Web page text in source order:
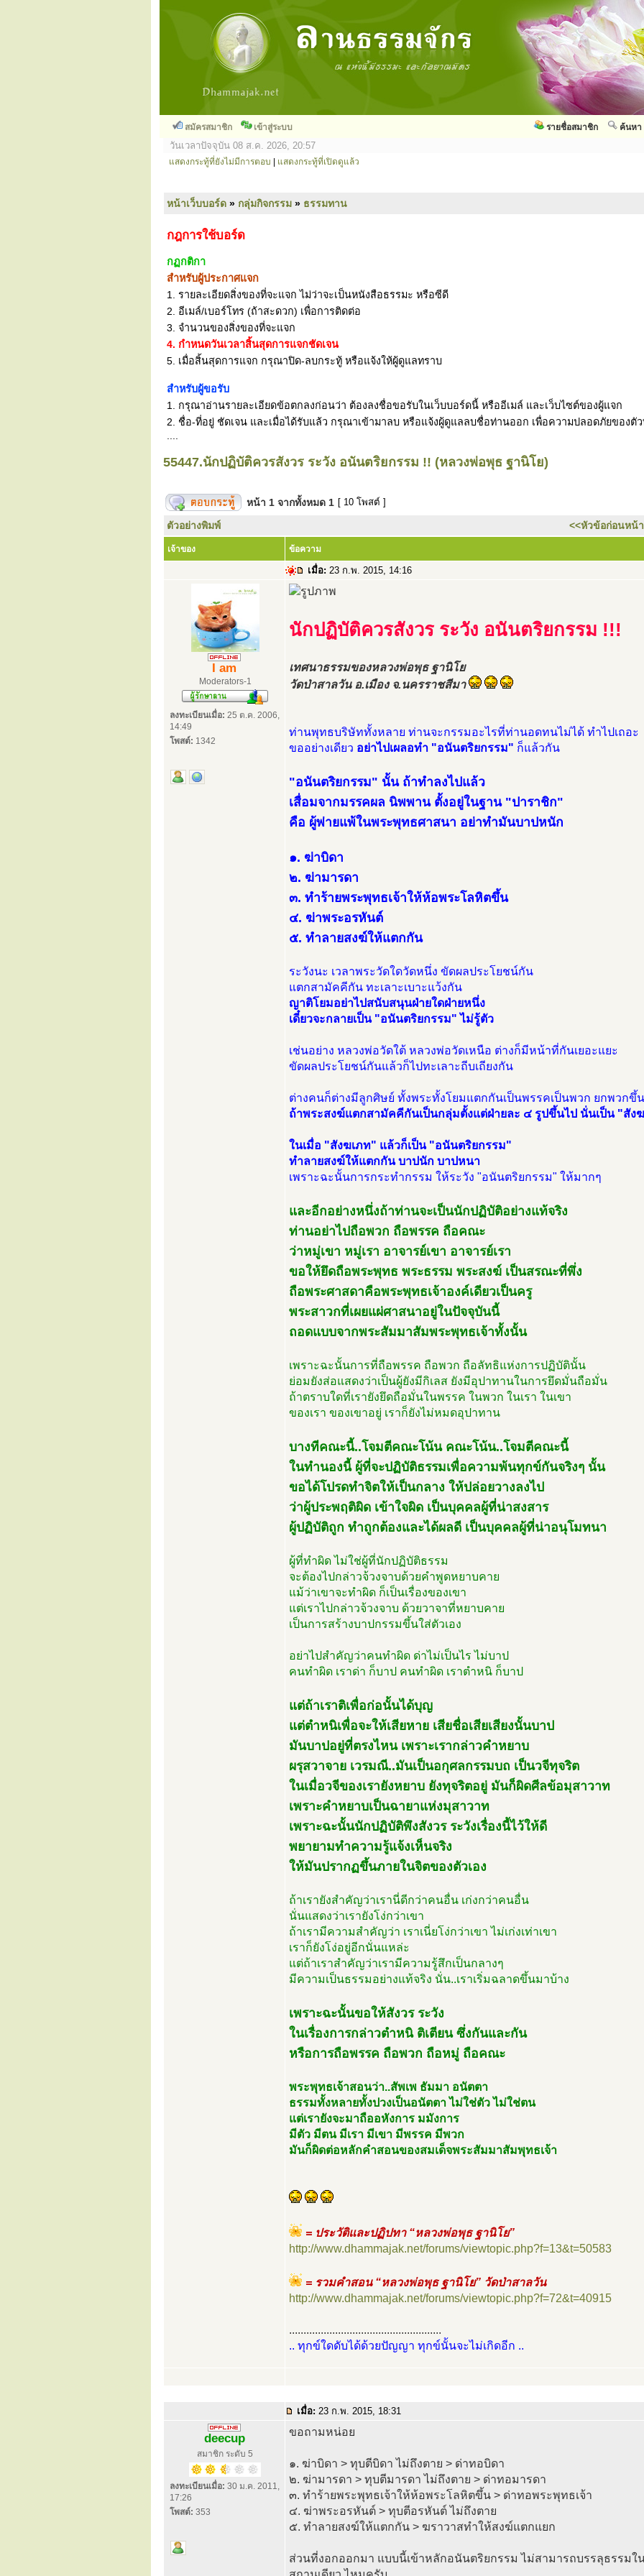
สมัครสมาชิก เข้าสู่ระบบ ค้นหา
รายชื่อสมาชิก
วันเวลาปัจจุบัน 08 ส.ค. 2026, 20:57
แสดงกระทู้ที่ยังไม่มีการตอบ แสดงกระทู้ที่เปิดดูแล้ว
หน้าเว็บบอร์ด » กลุ่มกิจกรรม » ธรรมทาน
กฎการใช้บอร์ด
กฏกติกา
สำหรับผู้ประกาศแจก
1. รายละเอียดสิ่งของที่จะแจก ไม่ว่าจะเป็นหนังสือธรรมะ หรือซีดี
2. อีเมล์/เบอร์โทร (ถ้าสะดวก) เพื่อการติดต่อ
3. จำนวนของสิ่งของที่จะแจก
4. กำหนดวันเวลาสิ้นสุดการแจกชัดเจน
5. เมื่อสิ้นสุดการแจก กรุณาปิด-ลบกระทู้ หรือแจ้งให้ผู้ดูแลทราบ
สำหรับผู้ขอรับ
1. กรุณาอ่านรายละเอียดข้อตกลงก่อนว่า ต้องลงชื่อขอรับในเว็บบอร์ดนี้ หรืออีเมล์ และเว็บไซต์ของผู้แจก
2. ชื่อ-ที่อยู่ ชัดเจน และเมื่อได้รับแล้ว กรุณาเข้ามาลบ หรือแจ้งผู้ดูแลลบชื่อท่านออก เพื่อความปลอดภัยของตัว
55447.นักปฏิบัติควรสังวร ระวัง อนันตริยกรรม !! (หลวงพ่อพุธ ฐานิโย)
หน้า 1 จากทั้งหมด 1 [ 10 โพสต์ ]
ตัวอย่างพิมพ์ <<หัวข้อก่อนหน้า
เจ้าของ ข้อความ
เมื่อ: 23 ก.พ. 2015, 14:16
I am
Moderators-1
ลงทะเบียนเมื่อ: 25 ต.ค. 2006,
14:49
โพสต์: 1342
นักปฏิบัติควรสังวร ระวัง อนันตริยกรรม !!!
เทศนาธรรมของหลวงพ่อพุธ ฐานิโย
วัดป่าสาลวัน อ.เมือง จ.นครราชสีมา
ท่านพุทธบริษัททั้งหลาย ท่านจะกรรมอะไรที่ท่านอดทนไม่ได้ ทำไปเถอะ
ขออย่างเดียว อย่าไปเผลอทำ "อนันตริยกรรม" ก็แล้วกัน
"อนันตริยกรรม" นั้น ถ้าทำลงไปแล้ว
เสื่อมจากมรรคผล นิพพาน ตั้งอยู่ในฐาน "ปาราชิก"
คือ ผู้พ่ายแพ้ในพระพุทธศาสนา อย่าทำมันบาปหนัก
๑. ฆ่าบิดา
๒. ฆ่ามารดา
๓. ทำร้ายพระพุทธเจ้าให้ห้อพระโลหิตขึ้น
๔. ฆ่าพระอรหันต์
๕. ทำลายสงฆ์ให้แตกกัน
ระวังนะ เวลาพระวัดใดวัดหนึ่ง ขัดผลประโยชน์กัน
แตกสามัคคีกัน ทะเลาะเบาะแว้งกัน
ญาติโยมอย่าไปสนับสนุนฝ่ายใดฝ่ายหนึ่ง
เดี๋ยวจะกลายเป็น "อนันตริยกรรม" ไม่รู้ตัว
เช่นอย่าง หลวงพ่อวัดใต้ หลวงพ่อวัดเหนือ ต่างก็มีหน้าที่กันเยอะแยะ
ขัดผลประโยชน์กันแล้วก็ไปทะเลาะถีบเถียงกัน
ต่างคนก็ต่างมีลูกศิษย์ ทั้งพระทั้งโยมแตกกันเป็นพรรคเป็นพวก ยกพวกขึ้
ถ้าพระสงฆ์แตกสามัคคีกันเป็นกลุ่มตั้งแต่ฝ่ายละ ๔ รูปขึ้นไป นั่นเป็น "สัง
ในเมื่อ "สังฆเภท" แล้วก็เป็น "อนันตริยกรรม"
ทำลายสงฆ์ให้แตกกัน บาปนัก บาปหนา
เพราะฉะนั้นการกระทำกรรม ให้ระวัง "อนันตริยกรรม" ให้มากๆ
และอีกอย่างหนึ่งถ้าท่านจะเป็นนักปฏิบัติอย่างแท้จริง
ท่านอย่าไปถือพวก ถือพรรค ถือคณะ
ว่าหมู่เขา หมู่เรา อาจารย์เขา อาจารย์เรา
ขอให้ยึดถือพระพุทธ พระธรรม พระสงฆ์ เป็นสรณะที่พึ่ง
ถือพระศาสดาคือพระพุทธเจ้าองค์เดียวเป็นครู
พระสาวกที่เผยแผ่ศาสนาอยู่ในปัจจุบันนี้
ถอดแบบจากพระสัมมาสัมพระพุทธเจ้าทั้งนั้น
เพราะฉะนั้นการที่ถือพรรค ถือพวก ถือลัทธิแห่งการปฏิบัตินั้น
ย่อมยังส่อแสดงว่าเป็นผู้ยังมีกิเลส ยังมีอุปาทานในการยึดมั่นถือมั่น
ถ้าตราบใดที่เรายังยึดถือมั่นในพรรค ในพวก ในเรา ในเขา
ของเรา ของเขาอยู่ เราก็ยังไม่หมดอุปาทาน
บางทีคณะนี้..โจมตีคณะโน้น คณะโน้น..โจมตีคณะนี้
ในทำนองนี้ ผู้ที่จะปฏิบัติธรรมเพื่อความพ้นทุกข์กันจริงๆ นั้น
ขอได้โปรดทำจิตให้เป็นกลาง ให้ปล่อยวางลงไป
ว่าผู้ประพฤติผิด เข้าใจผิด เป็นบุคคลผู้ที่น่าสงสาร
ผู้ปฏิบัติถูก ทำถูกต้องและได้ผลดี เป็นบุคคลผู้ที่น่าอนุโมทนา
ผู้ที่ทำผิด ไม่ใช่ผู้ที่นักปฏิบัติธรรม
จะต้องไปกล่าวจ้วงจาบด้วยคำพูดหยาบคาย
แม้ว่าเขาจะทำผิด ก็เป็นเรื่องของเขา
แต่เราไปกล่าวจ้วงจาบ ด้วยวาจาที่หยาบคาย
เป็นการสร้างบาปกรรมขึ้นใส่ตัวเอง
อย่าไปสำคัญว่าคนทำผิด ด่าไม่เป็นไร ไม่บาป
คนทำผิด เราด่า ก็บาป คนทำผิด เราตำหนิ ก็บาป
แต่ถ้าเราติเพื่อก่อนั้นได้บุญ
แต่ตำหนิเพื่อจะให้เสียหาย เสียชื่อเสียเสียงนั้นบาป
มันบาปอยู่ที่ตรงไหน เพราะเรากล่าวคำหยาบ
ผรุสวาจาย เวรมณี..มันเป็นอกุศลกรรมบถ เป็นวจีทุจริต
ในเมื่อวจีของเรายังหยาบ ยังทุจริตอยู่ มันก็ผิดศีลข้อมุสาวาท
เพราะคำหยาบเป็นฉายาแห่งมุสาวาท
เพราะฉะนั้นนักปฏิบัติพึงสังวร ระวังเรื่องนี้ไว้ให้ดี
พยายามทำความรู้แจ้งเห็นจริง
ให้มันปรากฏขึ้นภายในจิตของตัวเอง
ถ้าเรายังสำคัญว่าเรานี่ดีกว่าคนอื่น เก่งกว่าคนอื่น
นั่นแสดงว่าเรายังโง่กว่าเขา
ถ้าเรามีความสำคัญว่า เราเนี่ยโง่กว่าเขา ไม่เก่งเท่าเขา
เราก็ยังโง่อยู่อีกนั่นแหล่ะ
แต่ถ้าเราสำคัญว่าเรามีความรู้สึกเป็นกลางๆ
มีความเป็นธรรมอย่างแท้จริง นั่น..เราเริ่มฉลาดขึ้นมาบ้าง
เพราะฉะนั้นขอให้สังวร ระวัง
ในเรื่องการกล่าวตำหนิ ติเตียน ซึ่งกันและกัน
หรือการถือพรรค ถือพวก ถือหมู่ ถือคณะ
พระพุทธเจ้าสอนว่า..สัพเพ ธัมมา อนัตตา
ธรรมทั้งหลายทั้งปวงเป็นอนัตตา ไม่ใช่ตัว ไม่ใช่ตน
แต่เรายังจะมาถืออหังการ มมังการ
มีตัว มีตน มีเรา มีเขา มีพรรค มีพวก
มันก็ผิดต่อหลักคำสอนของสมเด็จพระสัมมาสัมพุทธเจ้า
= ประวัติและปฏิปทา “หลวงพ่อพุธ ฐานิโย”
http://www.dhammajak.net/forums/viewtopic.php?f=13&t=50583
= รวมคำสอน “หลวงพ่อพุธ ฐานิโย” วัดป่าสาลวัน
http://www.dhammajak.net/forums/viewtopic.php?f=72&t=40915
.....................................................
.. ทุกข์ใดดับได้ด้วยปัญญา ทุกข์นั้นจะไม่เกิดอีก ..
เมื่อ: 23 ก.พ. 2015, 18:31
deecup
สมาชิก ระดับ 5
ลงทะเบียนเมื่อ: 30 ม.ค. 2011,
17:26
โพสต์: 353
ขอถามหน่อย
๑. ฆ่าบิดา > ทุบตีบิดา ไม่ถึงตาย > ด่าทอบิดา
๒. ฆ่ามารดา > ทุบตีมารดา ไม่ถึงตาย > ด่าทอมารดา
๓. ทำร้ายพระพุทธเจ้าให้ห้อพระโลหิตขึ้น > ด่าทอพระพุทธเจ้า
๔. ฆ่าพระอรหันต์ > ทุบตีอรหันต์ ไม่ถึงตาย
๕. ทำลายสงฆ์ให้แตกกัน > ฆราวาสทำให้สงฆ์แตกแยก
ส่วนที่งอกออกมา แบบนี้เข้าหลักอนันตริยกรรม ไม่สามารถบรรลุธรรมใ